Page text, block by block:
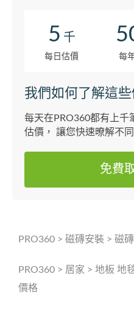
5 千
每日估價 每
我們如何了解這些
每天在PRO360都有上千
估價， 讓您快速暸解不
免費
PRO360 > 磁磚安裝 > 磁
PRO360 > 居家 > 地板 地
價格